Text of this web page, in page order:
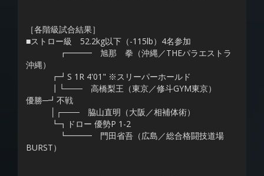
［各階級試合結果］
■ストロー級 52.2kg以下（-115lb）4名参加
┏━━━ 旭那 拳（沖縄／THEパラエストラ
沖縄）
┏┛S 1R 4'01" ※スリーパーホールド
┃└─── 高橋梨王（東京／修斗GYM東京）
優勝─┛不戦
│┌─── 脇山直明（大阪／相補体術）
┗┓ドロー 優勢P 1-2
┗━━━ 門田省吾（広島／総合格闘技道場
BURST）